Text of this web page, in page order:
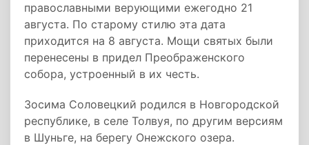
православными верующими ежегодно 21
августа. По старому стилю эта дата
приходится на 8 августа. Мощи святых были
перенесены в придел Преображенского
собора, устроенный в их честь.
Зосима Соловецкий родился в Новгородской
республике, в селе Толвуя, по другим версиям
в Шуньге, на берегу Онежского озера.